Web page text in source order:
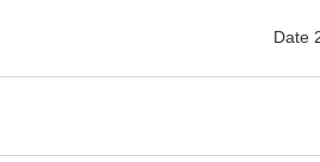
Date